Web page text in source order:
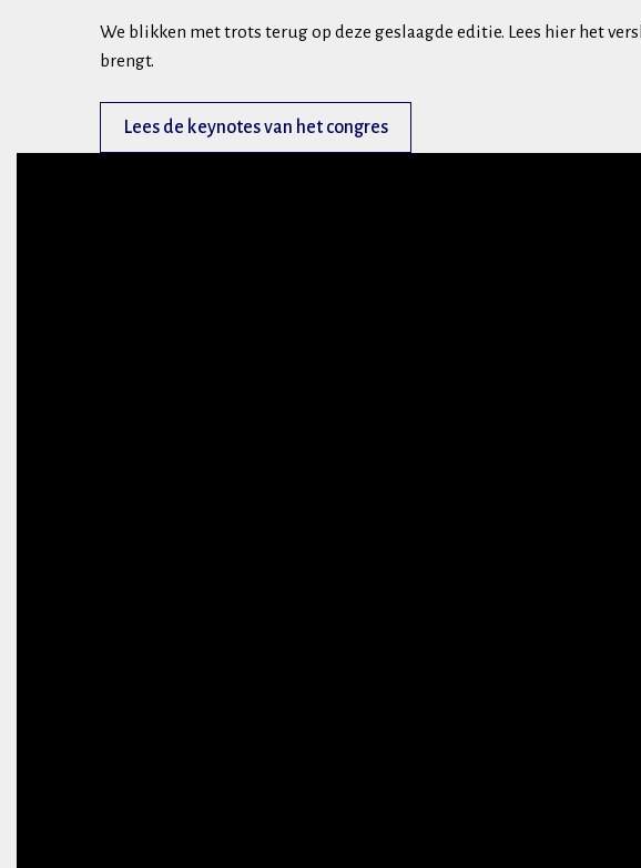
We blikken met trots terug op deze geslaagde editie. Lees hier het
brengt.
Lees de keynotes van het congres